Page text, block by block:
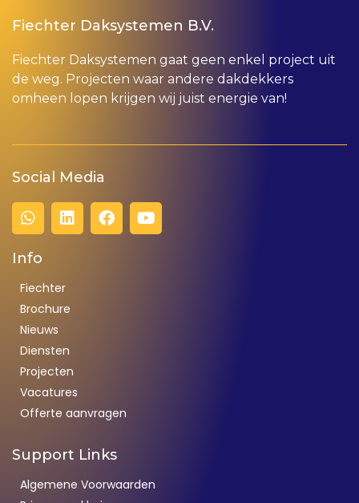
Fiechter Daksystemen B.V.
Fiechter Daksystemen gaat geen enkel project uit
de weg. Projecten waar andere dakdekkers
omheen lopen krijgen wij juist energie van!
Social Media
Info
Fiechter
Brochure
Nieuws
Diensten
Projecten
Vacatures
Offerte aanvragen
Support Links
Algemene Voorwaarden